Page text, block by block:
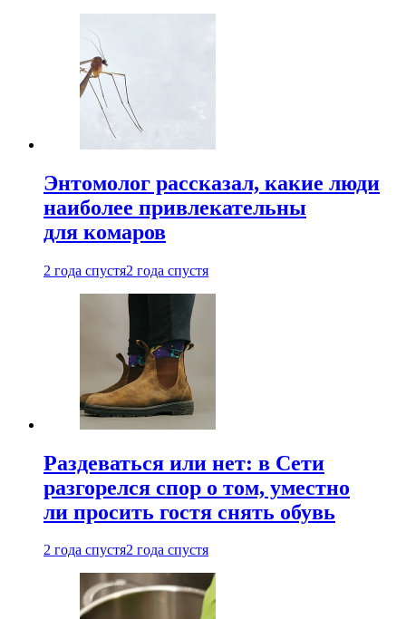
Энтомолог рассказал, какие люди
наиболее привлекательны
для комаров
2 года спустя2 года спустя
Раздеваться или нет: в Сети
разгорелся спор о том, уместно
ли просить гостя снять обувь
2 года спустя2 года спустя